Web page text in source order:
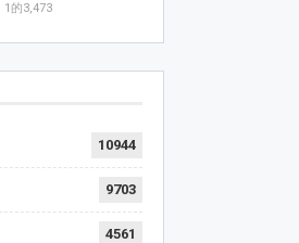
1的3,473
10944
9703
4561